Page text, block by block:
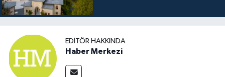
EDITÖR HAKKINDA
Haber Merkezi